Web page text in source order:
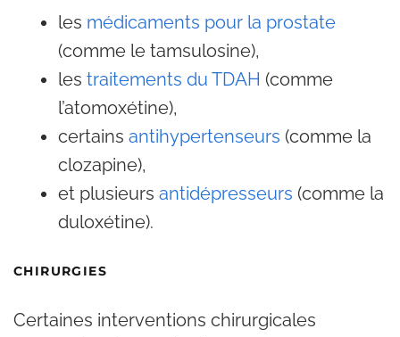
les médicaments pour la prostate
(comme le tamsulosine),
les traitements du TDAH (comme
l’atomoxétine),
certains antihypertenseurs (comme la
clozapine),
et plusieurs antidépresseurs (comme la
duloxétine).
CHIRURGIES
Certaines interventions chirurgicales